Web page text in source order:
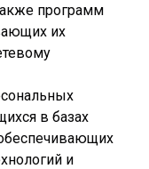
программ
их
в базах
и